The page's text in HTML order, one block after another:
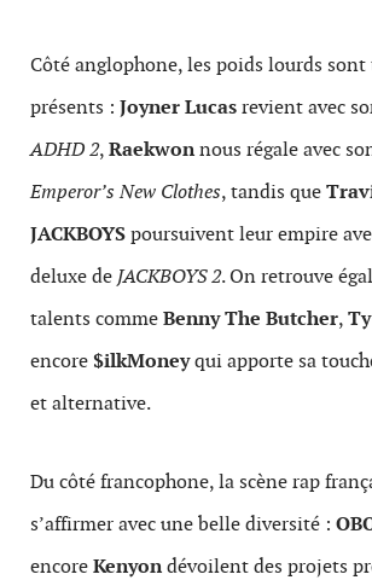
Côté anglophone, les poids lourds
présents : Joyner Lucasrevient avec
ADHD 2,Raekwonnous régale avec
Emperor’s New Clothes, tandis que
JACKBOYSpoursuivent leur empire
deluxe de JACKBOYS 2. On retrouve
talents commeBenny The Butcher,
encore$ilkMoneyqui apporte sa
et alternative.
Du côté francophone, la scène rap
s’affirmer avec une belle diversité :
encoreKenyondévoilent des projets